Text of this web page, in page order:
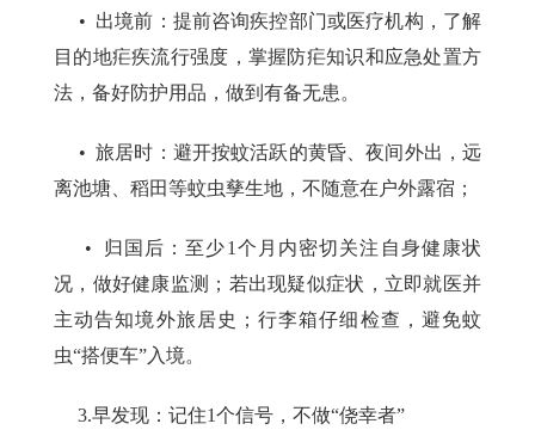
• 出境前：提前咨询疾控部门或医疗机构，了解
目的地疟疾流行强度，掌握防疟知识和应急处置方
法，备好防护用品，做到有备无患。
• 旅居时：避开按蚊活跃的黄昏、夜间外出，远
离池塘、稻田等蚊虫孳生地，不随意在户外露宿；
• 归国后：至少1个月内密切关注自身健康状
况，做好健康监测；若出现疑似症状，立即就医并
主动告知境外旅居史；行李箱仔细检查，避免蚊
虫“搭便车”入境。
3.早发现：记住1个信号，不做“侥幸者”